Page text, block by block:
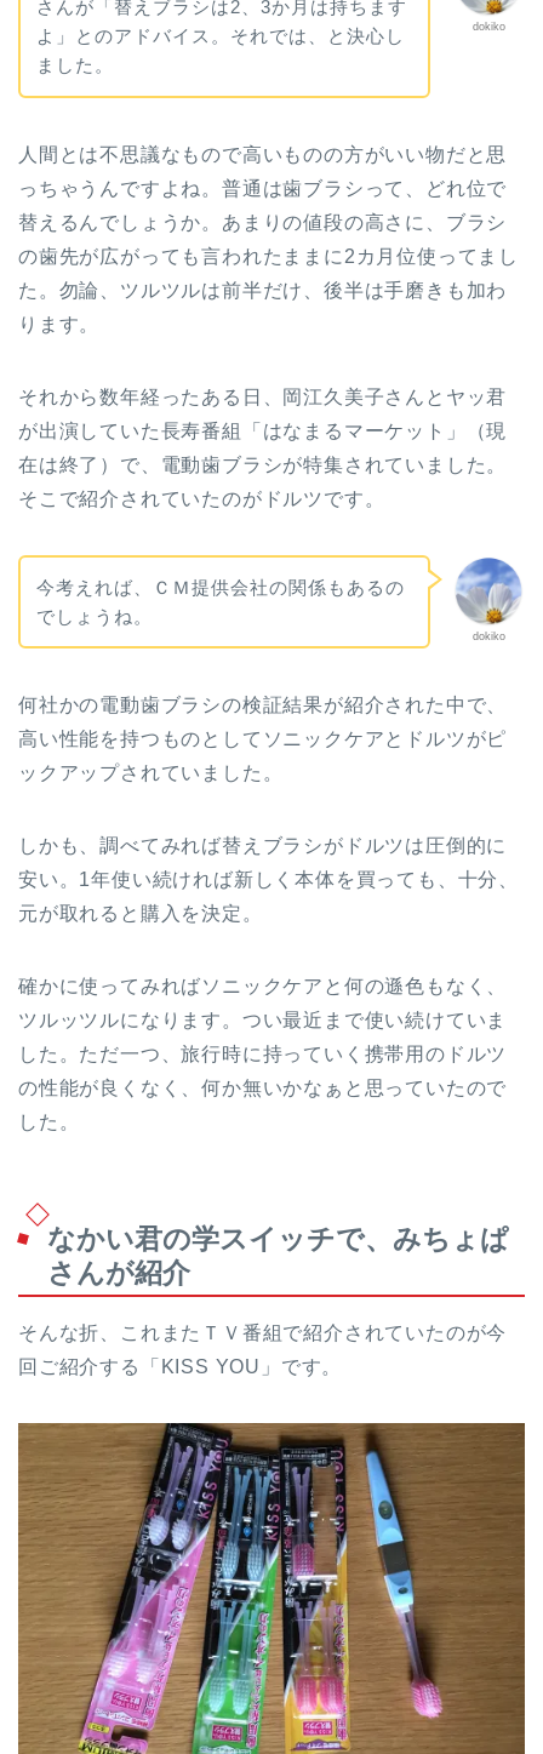
dokiko
さんが「替えブラシは2、3か月は持ちます
よ」とのアドバイス。それでは、と決心し
ました。
人間とは不思議なもので高いものの方がいい物だと思
っちゃうんですよね。普通は歯ブラシって、どれ位で
替えるんでしょうか。あまりの値段の高さに、ブラシ
の歯先が広がっても言われたままに2カ月位使ってまし
た。勿論、ツルツルは前半だけ、後半は手磨きも加わ
ります。
それから数年経ったある日、岡江久美子さんとヤッ君
が出演していた長寿番組「はなまるマーケット」（現
在は終了）で、電動歯ブラシが特集されていました。
そこで紹介されていたのがドルツです。
dokiko
今考えれば、ＣＭ提供会社の関係もあるの
でしょうね。
何社かの電動歯ブラシの検証結果が紹介された中で、
高い性能を持つものとしてソニックケアとドルツがピ
ックアップされていました。
しかも、調べてみれば替えブラシがドルツは圧倒的に
安い。1年使い続ければ新しく本体を買っても、十分、
元が取れると購入を決定。
確かに使ってみればソニックケアと何の遜色もなく、
ツルッツルになります。つい最近まで使い続けていま
した。ただ一つ、旅行時に持っていく携帯用のドルツ
の性能が良くなく、何か無いかなぁと思っていたので
した。
なかい君の学スイッチで、みちょぱ
さんが紹介
そんな折、これまたＴＶ番組で紹介されていたのが今
回ご紹介する「KISS YOU」です。